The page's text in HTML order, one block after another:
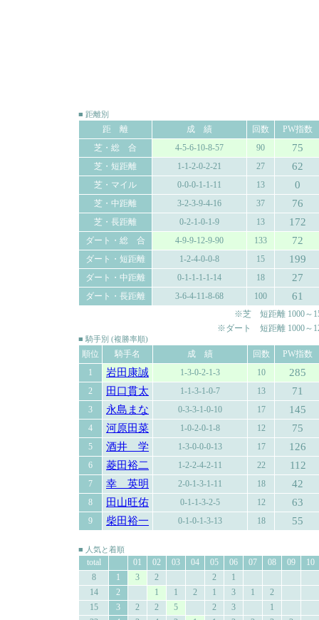
■ 距離別
距 離 成 績 回数
PW指数
芝・総 合
4-5-6-10-8-57 90 75
芝・短距離 1-1-2-0-2-21 27 62
芝・マイル 0-0-0-1-1-11 13 0
芝・中距離 3-2-3-9-4-16 37 76
芝・長距離 0-2-1-0-1-9 13 172
ダート・総 合 4-9-9-12-9-90 133 72
ダート・短距離 1-2-4-0-0-8 15 199
ダート・中距離 0-1-1-1-1-14 18 27
ダート・長距離 3-6-4-11-8-68 100 61
※芝 短距離 1000～
※ダート 短距離 1000～
■ 騎手別 (複勝率順)
順位 騎手名 成 績 回数
PW指数
1
岩田康誠 1-3-0-2-1-3 10 285
2 田口貫太 1-1-3-1-0-7 13 71
3 永島まな 0-3-3-1-0-10 17 145
4 河原田菜 1-0-2-0-1-8 12 75
5 酒井 学 1-3-0-0-0-13 17 126
6 菱田裕二 1-2-2-4-2-11 22 112
7 幸 英明 2-0-1-3-1-11 18 42
8 田山旺佑 0-1-1-3-2-5 12 63
9 柴田裕一 0-1-0-1-3-13 18 55
■ 人気と着順
total 01 02 03 04 05 06 07 08 09
10
8
1 3 2 2
1
14
2 1 1 2 1 3 1
2
15
3 2 2 5 2 3
1